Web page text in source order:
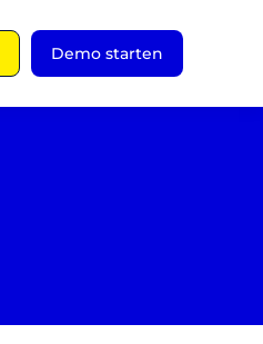
Demo starten